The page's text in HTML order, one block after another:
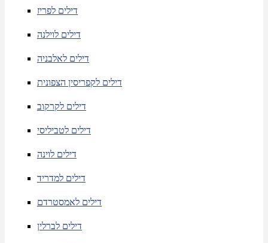
דילים לפריז
דילים לוילנה
דילים לאלבניה
דילים לקפריסין הצפונית
דילים לקרקוב
דילים לטביליסי
דילים לוינה
דילים למדריד
דילים לאמסטרדם
דילים לברלין